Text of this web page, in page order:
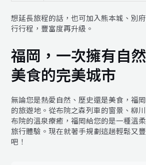
想延長旅程的話，也可加入熊本城、別
行行程，豐富度再升級。
福岡，一次擁有自
美食的完美城市
無論您是熱愛自然、歷史還是美食，福
的旅遊地。從布院之森列車的窗景、柳
布院的溫泉療癒，福岡給您的是一種溫
旅行體驗。現在就著手規劃這趟輕鬆又
吧！